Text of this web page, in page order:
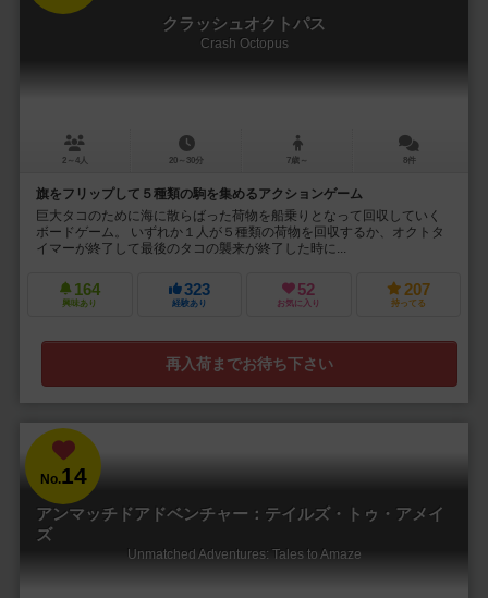
クラッシュオクトパス
Crash Octopus
2～4人 20～30分 7歳～ 8件
旗をフリップして５種類の駒を集めるアクションゲーム
巨大タコのために海に散らばった荷物を船乗りとなって回収していく
ボードゲーム。 いずれか１人が５種類の荷物を回収するか、オクトタ
イマーが終了して最後のタコの襲来が終了した時に...
164
興味あり
323
経験あり
52
お気に入り
207
持ってる
再入荷までお待ち下さい
No.14
アンマッチドアドベンチャー：テイルズ・トゥ・アメイ
ズ
Unmatched Adventures: Tales to Amaze